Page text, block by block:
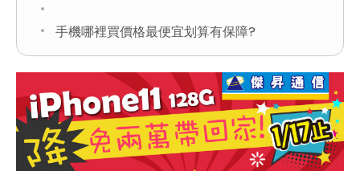
手機哪裡買價格最便宜划算有保障?